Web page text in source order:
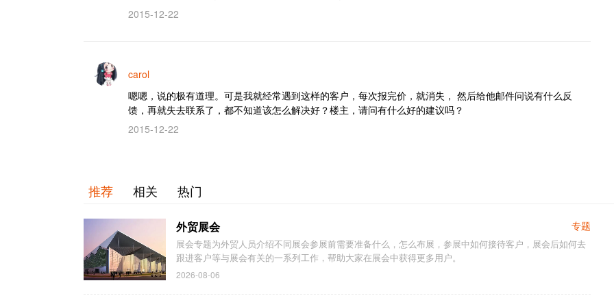
2015-12-22
carol
嗯嗯，说的极有道理。可是我就经常遇到这样的客户，每次报完价，就消失， 然后给他邮件问说有什么反
馈，再就失去联系了，都不知道该怎么解决好？楼主，请问有什么好的建议吗？
2015-12-22
推荐 相关 热门
专题
外贸展会
展会专题为外贸人员介绍不同展会参展前需要准备什么，怎么布展，参展中如何接待客户，展会后如何去
跟进客户等与展会有关的一系列工作，帮助大家在展会中获得更多用户。
2026-08-06